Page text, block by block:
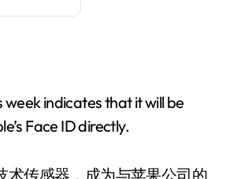
indicates that it will be
Face ID directly.
术传感器，成为与苹果公司的